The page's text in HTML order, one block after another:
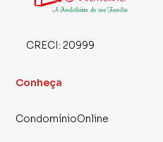
CRECI: 20999
Conheça
CondomínioOnline